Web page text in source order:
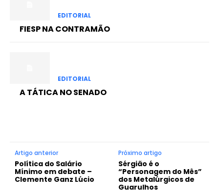
EDITORIAL
FIESP NA CONTRAMÃO
EDITORIAL
A TÁTICA NO SENADO
Artigo anterior
Política do Salário
Mínimo em debate –
Clemente Ganz Lúcio
Próximo artigo
Sérgião é o
“Personagem do Mês”
dos Metalúrgicos de
Guarulhos